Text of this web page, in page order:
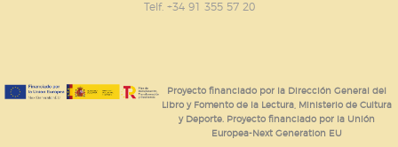
Telf. +34 91 355 57 20
Proyecto financiado por la Dirección General del
Libro y Fomento de la Lectura, Ministerio de Cultura
y Deporte. Proyecto financiado por la Unión
Europea-Next Generation EU